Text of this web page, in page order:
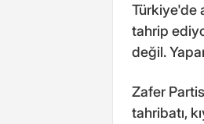
Türkiye'de
tahrip
değil.
Zafer
tahribatı,